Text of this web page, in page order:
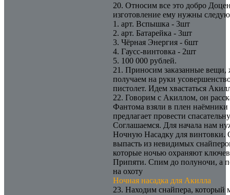
20. Относим все это добро
изготовление ему нужны
1. арт. Вспышка - 3шт
2. арт. Батарейка - 3шт
3. Чёрная Энергия - 6шт
4. Гаусс-винтовка - 2шт
5. 100 000 рублей.
21. Приносим заказанные вещи,
получаем на руки
пистолет. Идем хвастаться
22. Говорим с Акиллом, он
Фантома взяли в плен наёмники
предлагает провести
Соглашаемся. Для начала нам
Ночную Насадку для винтовки.
выпасть из невидимых
которые ночью охраняют
Припяти. Спим до полуночи, а
на охоту
Ночная насадка для Акилла
23. Находим снайпера, который